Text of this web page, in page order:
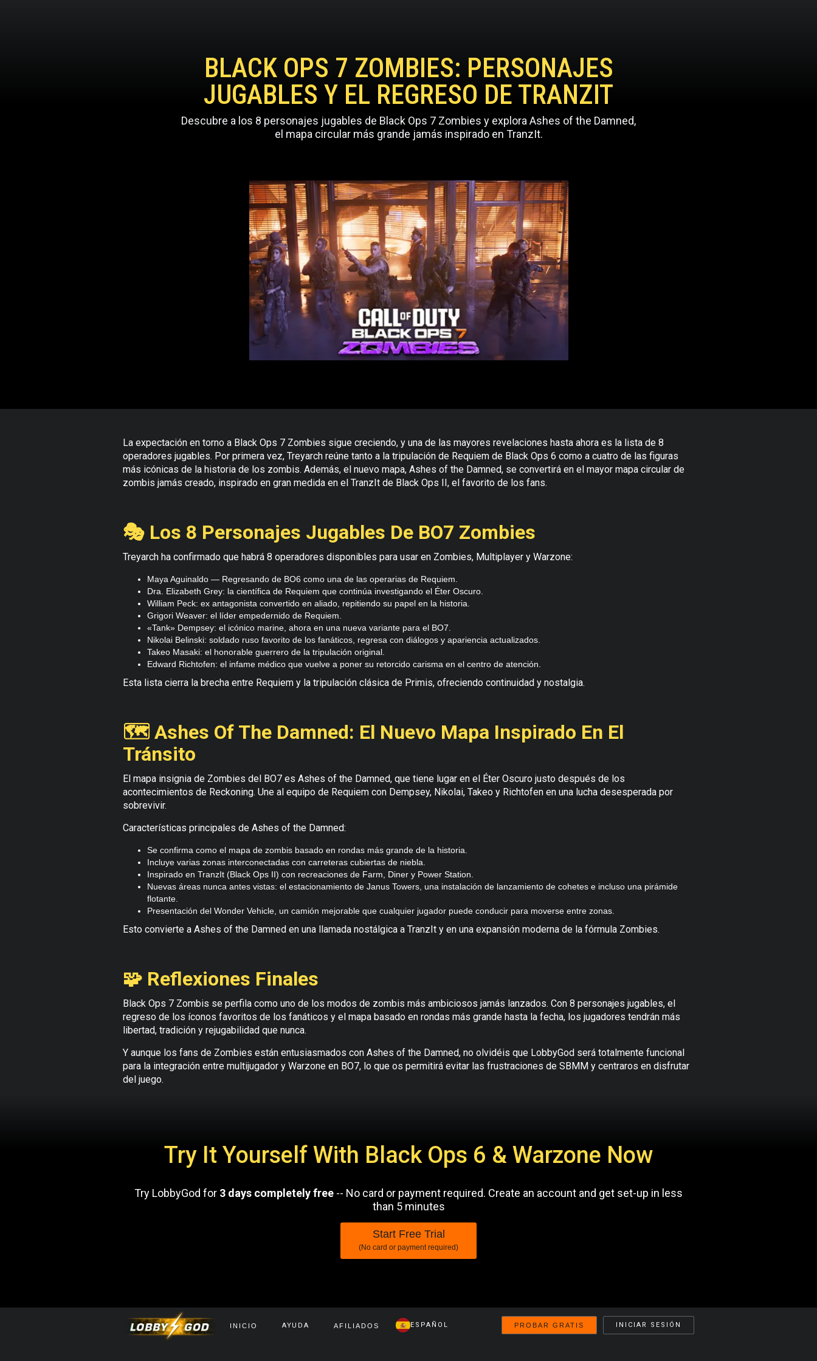
BLACK OPS 7 ZOMBIES: PERSONAJES
JUGABLES Y EL REGRESO DE TRANZIT
Descubre a los 8 personajes jugables de Black Ops 7 Zombies y explora Ashes of the Damned,
el mapa circular más grande jamás inspirado en TranzIt.
La expectación en torno a Black Ops 7 Zombies sigue creciendo, y una de las mayores revelaciones hasta ahora es la lista de 8
operadores jugables. Por primera vez, Treyarch reúne tanto a la tripulación de Requiem de Black Ops 6 como a cuatro de las figuras
más icónicas de la historia de los zombis. Además, el nuevo mapa, Ashes of the Damned, se convertirá en el mayor mapa circular de
zombis jamás creado, inspirado en gran medida en el TranzIt de Black Ops II, el favorito de los fans.
🎭 Los 8 Personajes Jugables De BO7 Zombies
Treyarch ha confirmado que habrá 8 operadores disponibles para usar en Zombies, Multiplayer y Warzone:
Maya Aguinaldo — Regresando de BO6 como una de las operarias de Requiem.
Dra. Elizabeth Grey: la científica de Requiem que continúa investigando el Éter Oscuro.
William Peck: ex antagonista convertido en aliado, repitiendo su papel en la historia.
Grigori Weaver: el líder empedernido de Requiem.
«Tank» Dempsey: el icónico marine, ahora en una nueva variante para el BO7.
Nikolai Belinski: soldado ruso favorito de los fanáticos, regresa con diálogos y apariencia actualizados.
Takeo Masaki: el honorable guerrero de la tripulación original.
Edward Richtofen: el infame médico que vuelve a poner su retorcido carisma en el centro de atención.
Esta lista cierra la brecha entre Requiem y la tripulación clásica de Primis, ofreciendo continuidad y nostalgia.
🗺️ Ashes Of The Damned: El Nuevo Mapa Inspirado En El
Tránsito
El mapa insignia de Zombies del BO7 es Ashes of the Damned, que tiene lugar en el Éter Oscuro justo después de los
acontecimientos de Reckoning. Une al equipo de Requiem con Dempsey, Nikolai, Takeo y Richtofen en una lucha desesperada por
sobrevivir.
Características principales de Ashes of the Damned:
Se confirma como el mapa de zombis basado en rondas más grande de la historia.
Incluye varias zonas interconectadas con carreteras cubiertas de niebla.
Inspirado en TranzIt (Black Ops II) con recreaciones de Farm, Diner y Power Station.
Nuevas áreas nunca antes vistas: el estacionamiento de Janus Towers, una instalación de lanzamiento de cohetes e incluso una pirámide
flotante.
Presentación del Wonder Vehicle, un camión mejorable que cualquier jugador puede conducir para moverse entre zonas.
Esto convierte a Ashes of the Damned en una llamada nostálgica a TranzIt y en una expansión moderna de la fórmula Zombies.
🧩 Reflexiones Finales
Black Ops 7 Zombis se perfila como uno de los modos de zombis más ambiciosos jamás lanzados. Con 8 personajes jugables, el
regreso de los íconos favoritos de los fanáticos y el mapa basado en rondas más grande hasta la fecha, los jugadores tendrán más
libertad, tradición y rejugabilidad que nunca.
Y aunque los fans de Zombies están entusiasmados con Ashes of the Damned, no olvidéis que LobbyGod será totalmente funcional
para la integración entre multijugador y Warzone en BO7, lo que os permitirá evitar las frustraciones de SBMM y centraros en disfrutar
del juego.
Try It Yourself With Black Ops 6 & Warzone Now
Try LobbyGod for 3 days completely free -- No card or payment required. Create an account and get set-up in less
than 5 minutes
Start Free Trial
(No card or payment required)
INICIO AYUDA AFILIADOS INICIAR SESIÓN
PROBAR GRATIS
ESPAÑOL